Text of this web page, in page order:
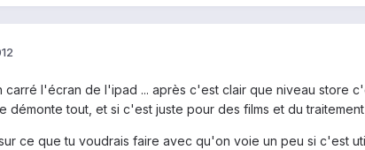
carré l'écran de l'ipad ... après c'est clair que niveau store
démonte tout, et si c'est juste pour des films et du
ce que tu voudrais faire avec qu'on voie un peu si c'est